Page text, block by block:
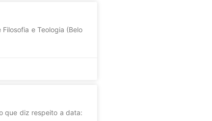
e Teologia (Belo
que diz respeito a data: